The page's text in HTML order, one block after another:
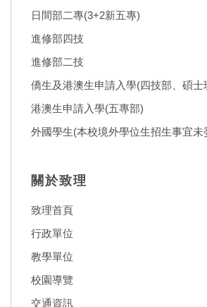
日間部二專(3+2新五專)
進修部四技
進修部二技
僑生及港澳生申請入學(四技部、碩士
港澳生申請入學(五專部)
外國學生(本校境外學位生招生事宜未
關於致理
致理首頁
行政單位
教學單位
校園導覽
交通資訊